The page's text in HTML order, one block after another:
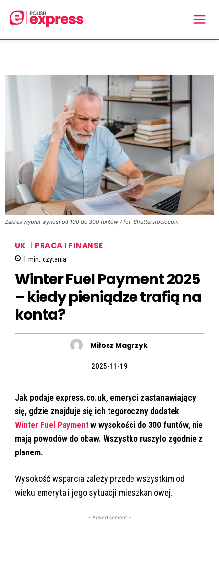
Zakres wypłat wynosi od 100 do 300 funtów / fot. Shutterstock.com
UK PRACA I FINANSE
1 min. czytania
Winter Fuel Payment 2025
– kiedy pieniądze trafią na
konta?
Miłosz Magrzyk
2025-11-19
Jak podaje express.co.uk, emeryci zastanawiający
się, gdzie znajduje się ich tegoroczny dodatek
Winter Fuel Paymentw wysokości do 300 funtów, nie
mają powodów do obaw. Wszystko ruszyło zgodnie z
planem.
Wysokość wsparcia zależy przede wszystkim od
wieku emeryta i jego sytuacji mieszkaniowej.
- Advertisement -